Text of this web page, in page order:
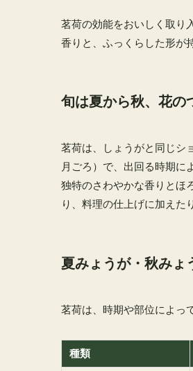
茗荷の効能をおいしく取り
香りと、ふっくらした形が
旬は夏から秋、花の
茗荷は、しょうがと同じシ
月ごろ）で、出回る時期に
独特のさわやかな香りとほ
り、料理の仕上げに加えた
夏みょうが・秋みょ
茗荷は、時期や部位によっ
種類